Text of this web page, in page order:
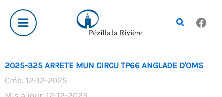
contenu
Rechercher
2025-325 ARRETE MUN CIRCU TP66 ANGLADE D'OMS
Créé: 12-12-2025
Mis à jour: 12-12-2025